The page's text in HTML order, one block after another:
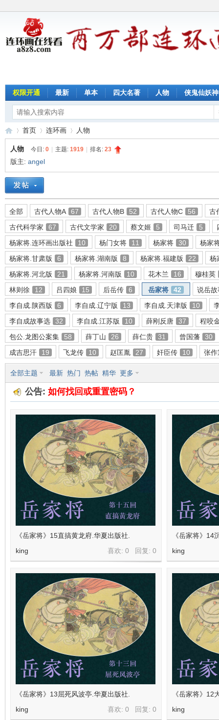
权限开通 最新 单本 四大名著 人物 侠鬼仙妖神
连
环
线
»
首页
›
连环画
›
人物
人物 今日: 0 主题: 1919 排名: 23
版主: angel
全部 古代人物A 67 古代人物B 52 古代人物C 56
古
古代科学家
67 古代文学家 20 蔡文姬 5 司马迁 5
杨家将.连环画出版社
10 杨门女将 11 杨家将 30
杨家
杨家将.甘肃版
6 杨家将.湖南版 8 杨家将.福建版 22
杨
杨家将.河北版
21 杨家将.河南版 10 花木兰 16
穆桂英
林则徐
12 吕四娘 15 后岳传 6 岳家将 42
说岳故
李自成.陕西版
6 李自成.辽宁版 13 李自成.天津版 10
李自成故事选
32 李自成.江苏版 10 薛刚反唐 37
程咬
包公.龙图公案集
58 薛丁山 26 薛仁贵 31 曾国藩
30
成吉思汗
19 飞龙传 10 赵匡胤 27 奸臣传 10 张作
全部主题 最新 热门 热帖 精华 更多
公告: 如何找回或重置密码？
《岳家将》15直搞黄龙府.华夏出版社.
喜欢: 0 回复: 0
king
《岳家将》14
king
《岳家将》13屈死风波亭.华夏出版社.
喜欢: 0 回复: 0
king
《岳家将》12
king